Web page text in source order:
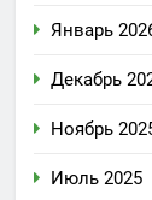
Январь
Декабрь
Ноябрь
Июль 2025